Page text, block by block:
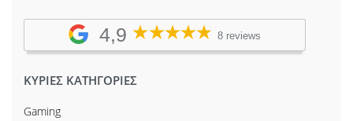
4,9 8 reviews
ΚΥΡΙΕΣ ΚΑΤΗΓΟΡΙΕΣ
Gaming